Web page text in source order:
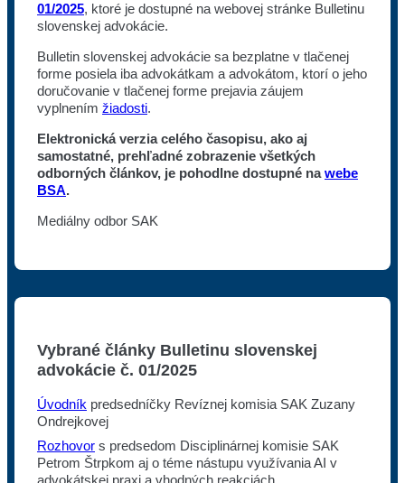
01/2025, ktoré je dostupné na webovej stránke Bulletinu
slovenskej advokácie.
Bulletin slovenskej advokácie sa bezplatne v tlačenej
forme posiela iba advokátkam a advokátom, ktorí o jeho
doručovanie v tlačenej forme prejavia záujem
vyplnením žiadosti.
Elektronická verzia celého časopisu, ako aj
samostatné, prehľadné zobrazenie všetkých
odborných článkov, je pohodlne dostupné nawebe
BSA.
Mediálny odbor SAK
Vybrané články Bulletinu slovenskej
advokácie č. 01/2025
Úvodník predsedníčky Revíznej komisia SAK Zuzany
Ondrejkovej
Rozhovor s predsedom Disciplinárnej komisie SAK
Petrom Štrpkom aj o téme nástupu využívania AI v
advokátskej praxi a vhodných reakciách